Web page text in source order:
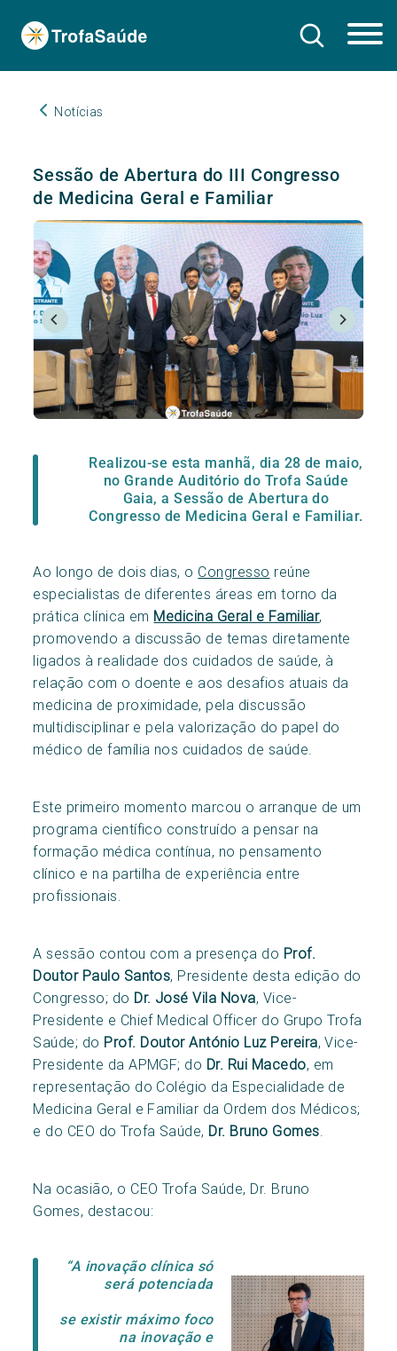
Notícias
Sessão de Abertura do III Congresso
de Medicina Geral e Familiar
Realizou-se esta manhã, dia 28 de maio,
no Grande Auditório do Trofa Saúde
Gaia, a Sessão de Abertura do
Congresso de Medicina Geral e Familiar.
Ao longo de dois dias, o Congresso reúne
especialistas de diferentes áreas em torno da
prática clínica em Medicina Geral e Familiar,
promovendo a discussão de temas diretamente
ligados à realidade dos cuidados de saúde, à
relação com o doente e aos desafios atuais da
medicina de proximidade, pela discussão
multidisciplinar e pela valorização do papel do
médico de família nos cuidados de saúde.
Este primeiro momento marcou o arranque de um
programa científico construído a pensar na
formação médica contínua, no pensamento
clínico e na partilha de experiência entre
profissionais.
A sessão contou com a presença do Prof.
Doutor Paulo Santos, Presidente desta edição do
Congresso; do Dr. José Vila Nova, Vice-
Presidente e Chief Medical Officer do Grupo Trofa
Saúde; do Prof. Doutor António Luz Pereira, Vice-
Presidente da APMGF; do Dr. Rui Macedo, em
representação do Colégio da Especialidade de
Medicina Geral e Familiar da Ordem dos Médicos;
e do CEO do Trofa Saúde, Dr. Bruno Gomes
Na ocasião, o CEO Trofa Saúde, Dr. Bruno
Gomes, destacou:
“A inovação clínica só
será potenciada
se existir máximo foco
na inovação e